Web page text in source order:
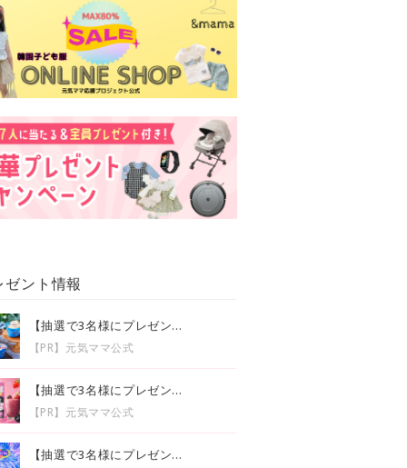
ゼント情報
【抽選で3名様にプレゼン...
【PR】元気ママ公式
【抽選で3名様にプレゼン...
【PR】元気ママ公式
【抽選で3名様にプレゼン...